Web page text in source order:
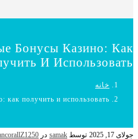
Бонусы Казино: Как
И Использовать
خانه
как получить и использовать
جولای 17, 2025 توسط samak در